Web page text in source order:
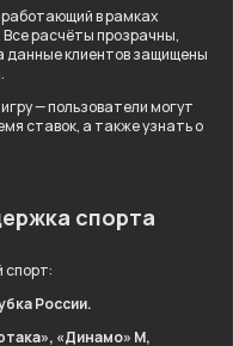
работающий в рамках
расчёты прозрачны,
данные клиентов защищены
— пользователи могут
ставок, а также узнать о
спорта
спорт:
России.
«Динамо» М,